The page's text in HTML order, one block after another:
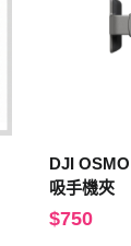
DJI
吸手機夾
$750